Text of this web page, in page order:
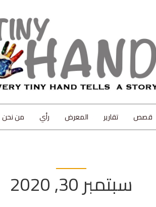
قصص تقارير المعرض رأي من نحن
سبتمبر 30, 2020